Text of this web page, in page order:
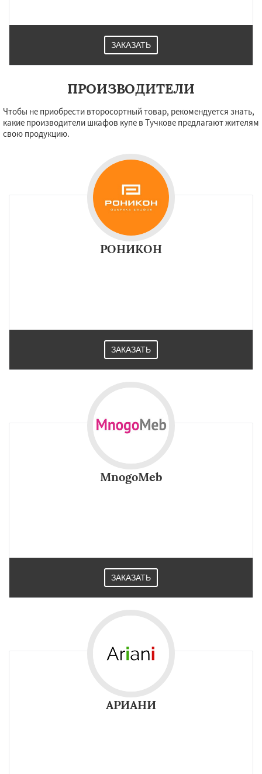
ЗАКАЗАТЬ
ПРОИЗВОДИТЕЛИ
Чтобы не приобрести второсортный товар, рекомендуется знать,
какие производители шкафов купе в Тучкове предлагают жителям
свою продукцию.
РОНИКОН
ЗАКАЗАТЬ
MnogoMeb
ЗАКАЗАТЬ
АРИАНИ